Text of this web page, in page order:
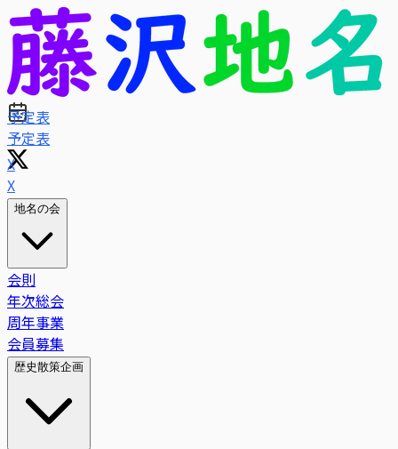
予定表
X
地名の会
会則
年次総会
周年事業
会員募集
歴史散策企画